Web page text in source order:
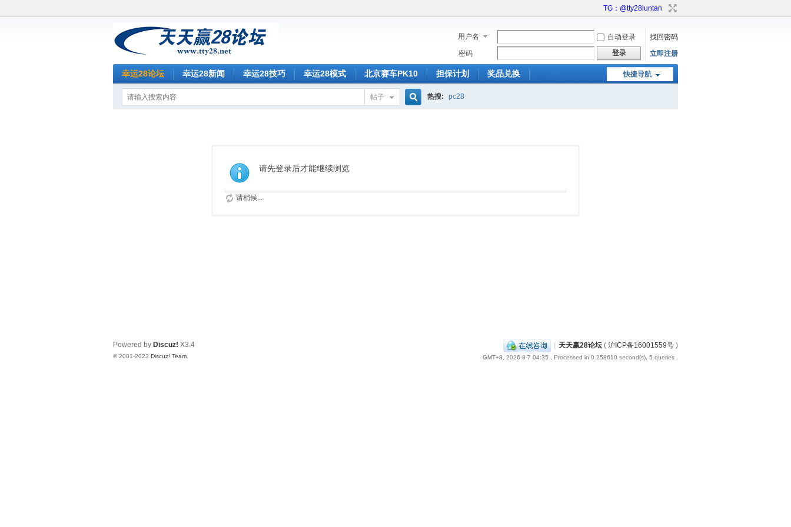
TG：@tty28luntan
用户名 自动登录
找回密码
密码
登录 立即注册
快捷导航
幸运28论坛 幸运28新闻 幸运28技巧 幸运28模式 北京赛车PK10 担保计划 奖品兑换
帖子 热搜: pc28
请先登录后才能继续浏览
请稍候...
| 天天赢28论坛 ( 沪ICP备16001559号 )
GMT+8, 2026-8-7 04:35 , Processed in 0.258610 second(s), 5 queries .
Powered by Discuz! X3.4
© 2001-2023 Discuz! Team